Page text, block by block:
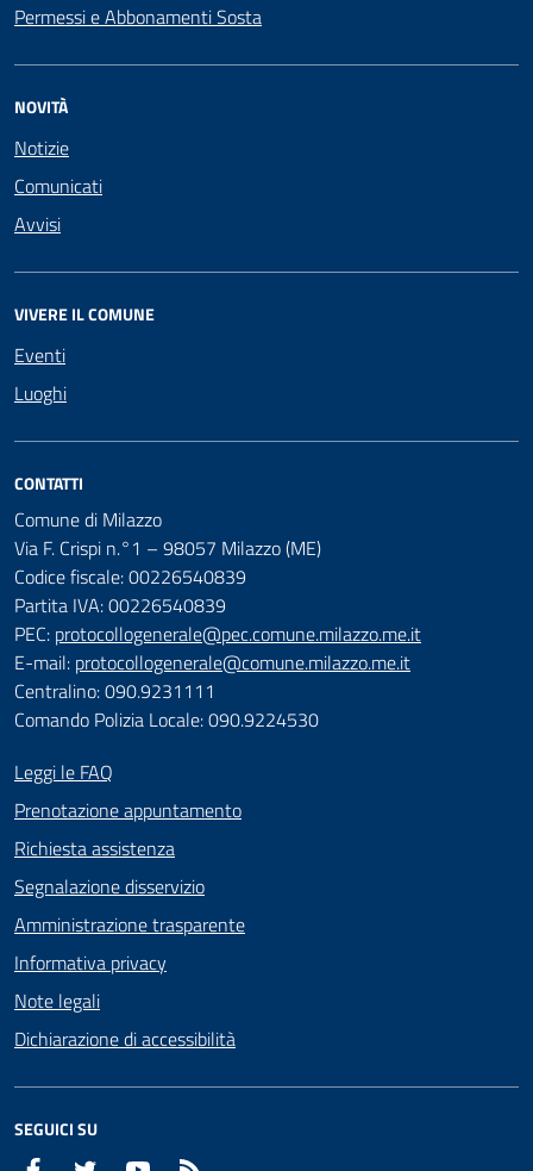
Permessi e Abbonamenti Sosta
NOVITÀ
Notizie
Comunicati
Avvisi
VIVERE IL COMUNE
Eventi
Luoghi
CONTATTI
Comune di Milazzo
Via F. Crispi n.°1 – 98057 Milazzo (ME)
Codice fiscale: 00226540839
Partita IVA: 00226540839
PEC: protocollogenerale@pec.comune.milazzo.me.it
E-mail: protocollogenerale@comune.milazzo.me.it
Centralino: 090.9231111
Comando Polizia Locale: 090.9224530
Leggi le FAQ
Prenotazione appuntamento
Richiesta assistenza
Segnalazione disservizio
Amministrazione trasparente
Informativa privacy
Note legali
Dichiarazione di accessibilità
SEGUICI SU